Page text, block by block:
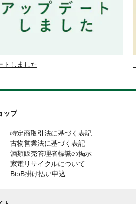
トしました
ップ
特定商取引法に基づく表記
古物営業法に基づく表記
酒類販売管理者標識の掲示
家電リサイクルについて
BtoB掛け払い申込